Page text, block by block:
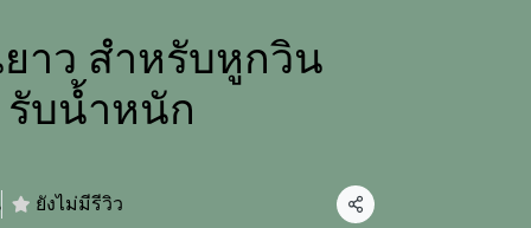
าว สำหรับหูกวิน
บน้ำหนัก
ยังไม่มีรีวิว แชร์